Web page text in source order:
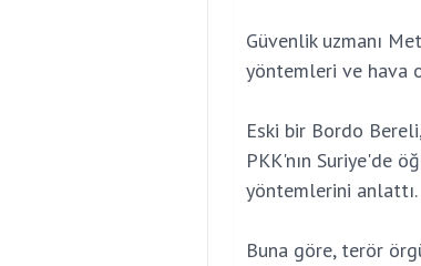
Güvenlik uzmanı
yöntemleri ve hava
Eski bir Bordo
PKK'nın Suriye'de
yöntemlerini anlattı.
Buna göre, terör